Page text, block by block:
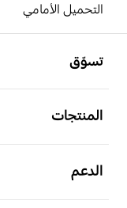
التحميل الأمامي
تسوّق
المنتجات
الدعم